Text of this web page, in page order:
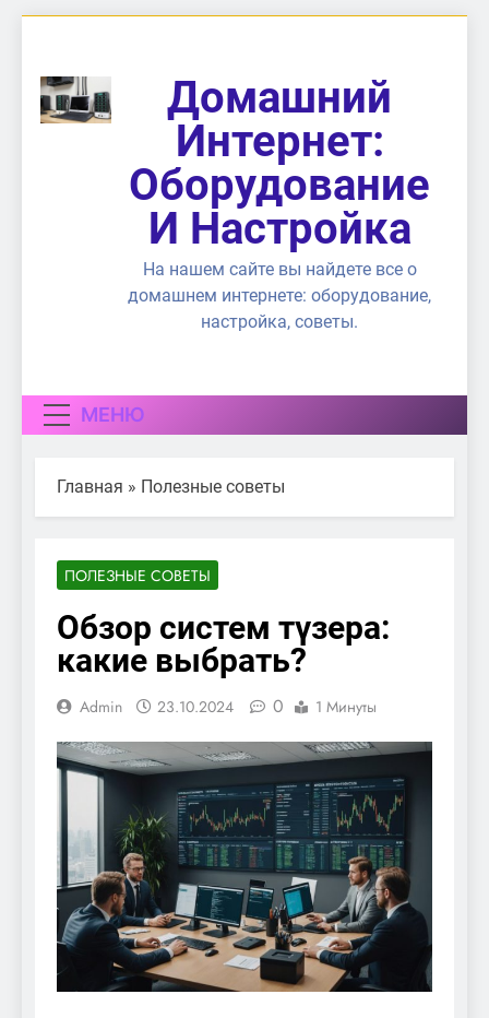
содержимому
Домашний
Интернет:
Оборудование
И Настройка
На нашем сайте вы найдете все о
домашнем интернете: оборудование,
настройка, советы.
МЕНЮ
Главная » Полезные советы
ПОЛЕЗНЫЕ СОВЕТЫ
Обзор систем түзера:
какие выбрать?
Admin 23.10.2024 0 1 Минуты